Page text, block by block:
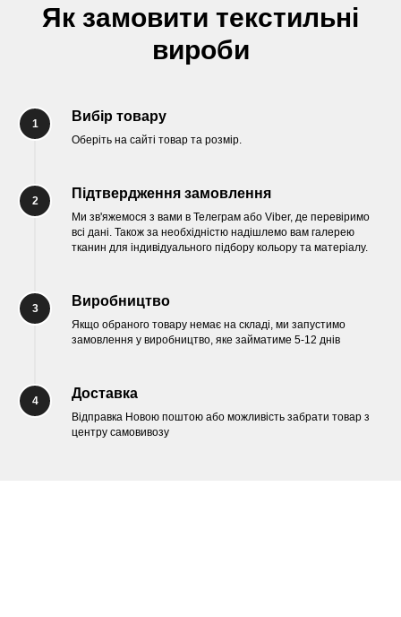
Як замовити текстильні
вироби
1 Вибір товару
Оберіть на сайті товар та розмір.
2 Підтвердження замовлення
Ми зв'яжемося з вами в Телеграм або Viber, де перевіримо
всі дані. Також за необхідністю надішлемо вам галерею
тканин для індивідуального підбору кольору та матеріалу.
3 Виробництво
Якщо обраного товару немає на складі, ми запустимо
замовлення у виробництво, яке займатиме 5-12 днів
4 Доставка
Відправка Новою поштою або можливість забрати товар з
центру самовивозу
Шоурум
Tekstura